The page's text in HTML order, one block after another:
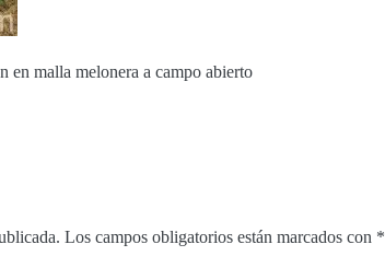
en malla melonera a campo abierto
Los campos obligatorios están marcados con *